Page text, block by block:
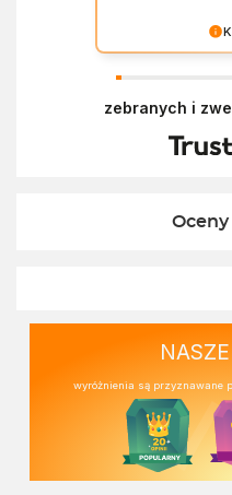
doświadczeniem.
zebranych i
wyróżnienia są przyznawane